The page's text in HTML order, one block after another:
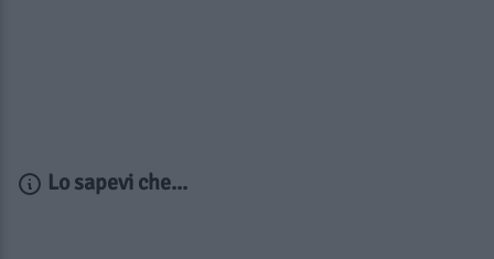
Lo sapevi che...